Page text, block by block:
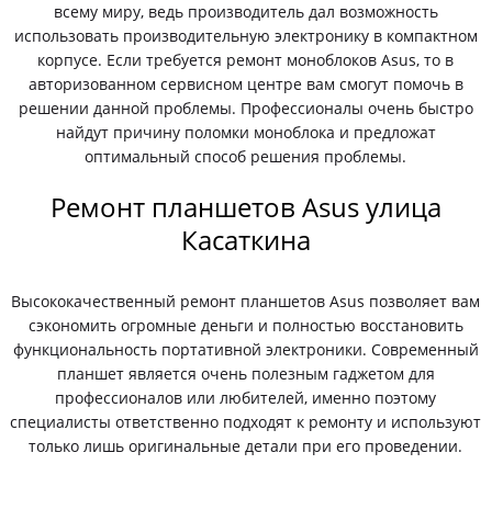
всему миру, ведь производитель дал возможность
использовать производительную электронику в компактном
корпусе. Если требуется ремонт моноблоков Asus, то в
авторизованном сервисном центре вам смогут помочь в
решении данной проблемы. Профессионалы очень быстро
найдут причину поломки моноблока и предложат
оптимальный способ решения проблемы.
Ремонт планшетов Asus улица
Касаткина
Высококачественный ремонт планшетов Asus позволяет вам
сэкономить огромные деньги и полностью восстановить
функциональность портативной электроники. Современный
планшет является очень полезным гаджетом для
профессионалов или любителей, именно поэтому
специалисты ответственно подходят к ремонту и используют
только лишь оригинальные детали при его проведении.